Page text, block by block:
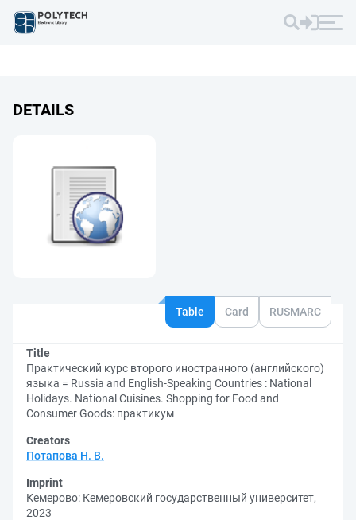
DETAILS
Table Card RUSMARC
Title
Практический курс второго иностранного (английского)
языка = Russia and English-Speaking Countries : National
Holidays. National Cuisines. Shopping for Food and
Consumer Goods: практикум
Creators
Потапова Н. В.
Imprint
Кемерово: Кемеровский государственный университет,
2023